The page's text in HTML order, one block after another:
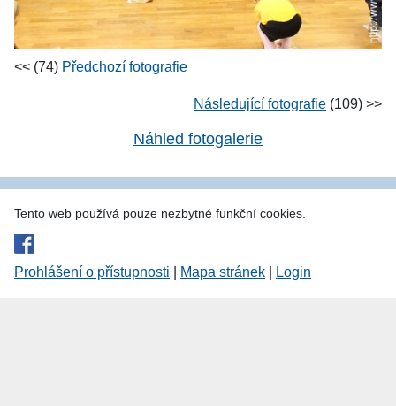
<< (74) Předchozí fotografie
Následující fotografie (109) >>
Náhled fotogalerie
Tento web používá pouze nezbytné funkční cookies.
Prohlášení o přístupnosti Mapa stránek Login